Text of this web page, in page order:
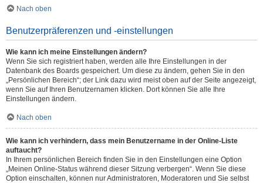
Nach oben
Benutzerpräferenzen und -einstellungen
Wie kann ich meine Einstellungen ändern?
Wenn Sie sich registriert haben, werden alle Ihre Einstellungen in der
Datenbank des Boards gespeichert. Um diese zu ändern, gehen Sie in den
„Persönlichen Bereich“; der Link dazu wird meist oben auf der Seite angezeigt,
wenn Sie auf Ihren Benutzernamen klicken. Dort können Sie alle Ihre
Einstellungen ändern.
Nach oben
Wie kann ich verhindern, dass mein Benutzername in der Online-Liste
auftaucht?
In Ihrem persönlichen Bereich finden Sie in den Einstellungen eine Option
„Meinen Online-Status während dieser Sitzung verbergen“. Wenn Sie diese
Option einschalten, können nur Administratoren, Moderatoren und Sie selbst